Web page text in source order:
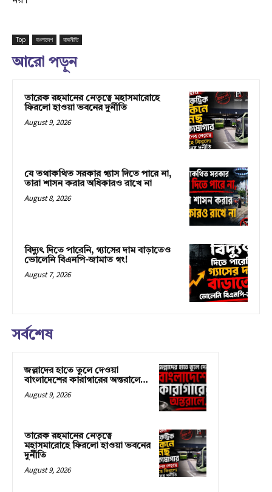
Top বাংলাদেশ রাজনীতি
আরো পড়ুন
তারেক রহমানের নেতৃত্বে মহাসমারোহে
ফিরলো হাওয়া ভবনের দুর্নীতি
August 9, 2026
যে তথাকথিত সরকার গ্যাস দিতে পারে না,
তারা শাসন করার অধিকারও রাখে না
August 8, 2026
বিদ্যুৎ দিতে পারেনি, গ্যাসের দাম বাড়াতেও
ভোলেনি বিএনপি-জামাত গং!
August 7, 2026
সর্বশেষ
জল্লাদের হাতে তুলে দেওয়া
বাংলাদেশের কারাগারের অন্তরালে…
August 9, 2026
তারেক রহমানের নেতৃত্বে
মহাসমারোহে ফিরলো হাওয়া ভবনের
দুর্নীতি
August 9, 2026